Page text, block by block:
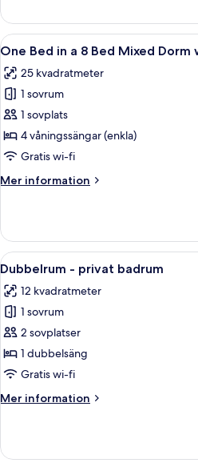
With
Shared
Bathroom
Bed
in
a
Bed
Mixed
Dorm
With
Shared
Bathroom
Öppna
alla
foton
för
One
Bed
in
8
Dorm
with
Shared
Bathroom
8
One Bed in a 8 Bed Mixed
25 kvadratmeter
1 sovrum
1 sovplats
4 våningssängar (enkla)
Gratis wi-fi
Mer information
Mer
Bed
in
a
Bed
Mixed
Dorm
with
Shared
Bathroom
Öppna
alla
foton
för
Dubbelrum
-
privat
6
Dubbelrum - privat badrum
12 kvadratmeter
1 sovrum
2 sovplatser
1 dubbelsäng
Gratis wi-fi
Mer information
Mer
-